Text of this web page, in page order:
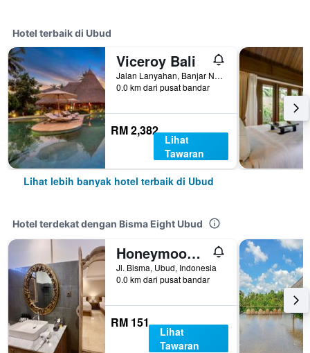
Hotel terbaik di Ubud
Viceroy Bali
Jalan Lanyahan, Banjar Nagi, Ubud, Indonesia
0.0 km dari pusat bandar
RM 2,382
Lihat
Tawaran
Lihat lebih banyak hotel terbaik di Ubud
Hotel terdekat dengan Bisma Eight Ubud
Honeymoon Guesthouse
Jl. Bisma, Ubud, Indonesia
0.0 km dari pusat bandar
RM 151
Lihat
Tawaran